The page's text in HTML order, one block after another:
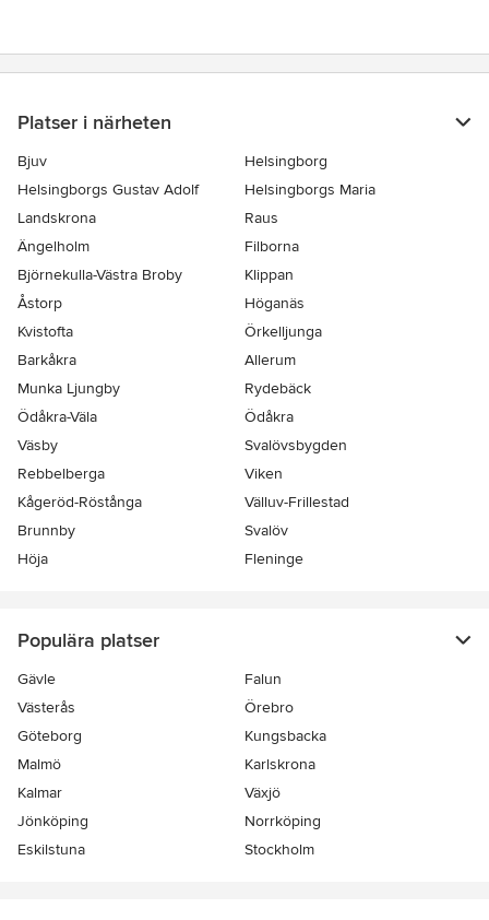
Platser i närheten
Bjuv
Helsingborg
Helsingborgs Gustav Adolf
Helsingborgs Maria
Landskrona
Raus
Ängelholm
Filborna
Björnekulla-Västra Broby
Klippan
Åstorp
Höganäs
Kvistofta
Örkelljunga
Barkåkra
Allerum
Munka Ljungby
Rydebäck
Ödåkra-Väla
Ödåkra
Väsby
Svalövsbygden
Rebbelberga
Viken
Kågeröd-Röstånga
Välluv-Frillestad
Brunnby
Svalöv
Höja
Fleninge
Populära platser
Gävle
Falun
Västerås
Örebro
Göteborg
Kungsbacka
Malmö
Karlskrona
Kalmar
Växjö
Jönköping
Norrköping
Eskilstuna
Stockholm